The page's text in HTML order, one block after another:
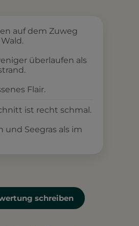
auf dem Zuweg
überlaufen als
Flair.
ist recht schmal.
und Seegras als im
schreiben